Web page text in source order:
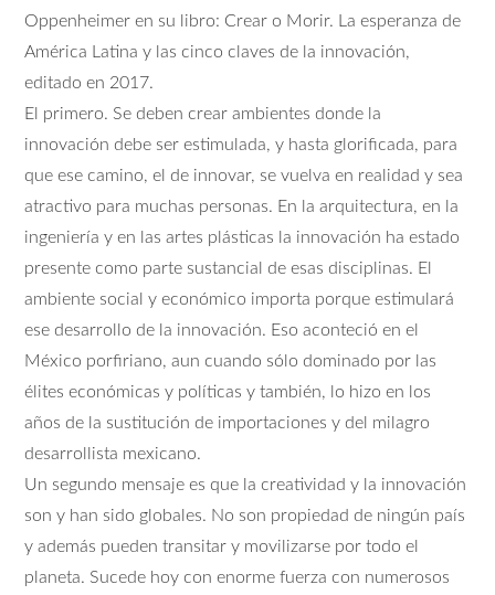
Oppenheimer en su libro: Crear o Morir. La esperanza de
América Latina y las cinco claves de la innovación,
editado en 2017.
El primero. Se deben crear ambientes donde la
innovación debe ser estimulada, y hasta glorificada, para
que ese camino, el de innovar, se vuelva en realidad y sea
atractivo para muchas personas. En la arquitectura, en la
ingeniería y en las artes plásticas la innovación ha estado
presente como parte sustancial de esas disciplinas. El
ambiente social y económico importa porque estimulará
ese desarrollo de la innovación. Eso aconteció en el
México porfiriano, aun cuando sólo dominado por las
élites económicas y políticas y también, lo hizo en los
años de la sustitución de importaciones y del milagro
desarrollista mexicano.
Un segundo mensaje es que la creatividad y la innovación
son y han sido globales. No son propiedad de ningún país
y además pueden transitar y movilizarse por todo el
planeta. Sucede hoy con enorme fuerza con numerosos